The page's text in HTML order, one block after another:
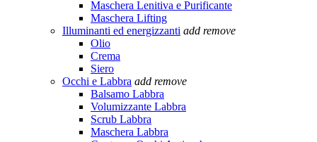
Maschera Lenitiva e Purificante
Maschera Lifting
Illuminanti ed energizzanti add remove
Olio
Crema
Siero
Occhi e Labbra add remove
Balsamo Labbra
Volumizzante Labbra
Scrub Labbra
Maschera Labbra